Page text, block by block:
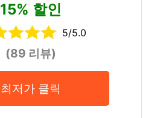
15% 할인
5/5.0
(89 리뷰)
최저가 클릭